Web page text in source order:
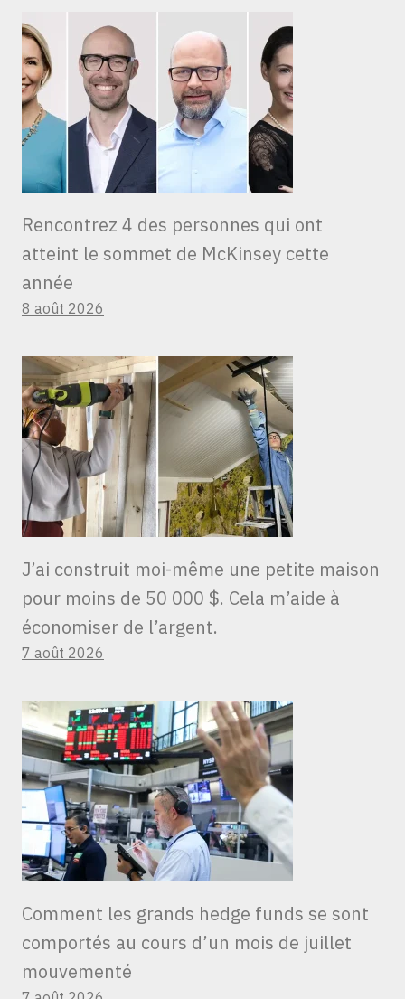
Rencontrez 4 des personnes qui ont
atteint le sommet de McKinsey cette
année
8 août 2026
J’ai construit moi-même une petite maison
pour moins de 50 000 $. Cela m’aide à
économiser de l’argent.
7 août 2026
Comment les grands hedge funds se sont
comportés au cours d’un mois de juillet
mouvementé